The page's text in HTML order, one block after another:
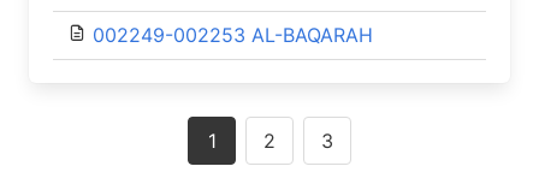
002249-002253 AL-BAQARAH
1 2 3